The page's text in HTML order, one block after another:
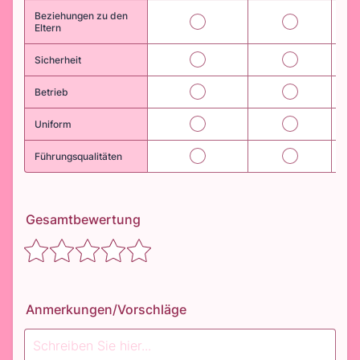
Beziehungen zu den
Eltern
21 22
Sicherheit 25 26
Betrieb 29 30
Uniform 33 34
Führungsqualitäten 37 38
Gesamtbewertung
Anmerkungen/Vorschläge